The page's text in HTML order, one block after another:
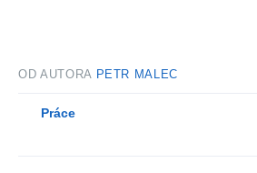
OD AUTORA PETR MALEC
Práce